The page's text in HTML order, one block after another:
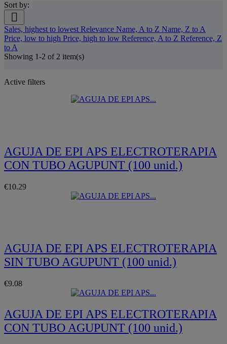
Sort by:

Sales, highest to lowest Relevance Name, A to Z Name, Z to A
Price, low to high Price, high to low Reference, A to Z Reference, Z
to A
Showing 1-2 of 2 item(s)
Active filters
AGUJA DE EPI APS ELECTROTERAPIA
CON TUBO AGUPUNT (100 unid.)
€10.29
AGUJA DE EPI APS ELECTROTERAPIA
SIN TUBO AGUPUNT (100 unid.)
€9.08
AGUJA DE EPI APS ELECTROTERAPIA
CON TUBO AGUPUNT (100 unid.)